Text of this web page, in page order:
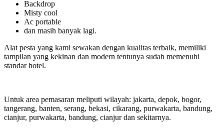
Backdrop
Misty cool
Ac portable
dan masih banyak lagi.
Alat pesta yang kami sewakan dengan kualitas terbaik, memiliki
tampilan yang kekinan dan modern tentunya sudah memenuhi
standar hotel.
Untuk area pemasaran meliputi wilayah: jakarta, depok, bogor,
tangerang, banten, serang, bekasi, cikarang, purwakarta, bandung,
cianjur, purwakarta, bandung, cianjur dan sekitarnya.